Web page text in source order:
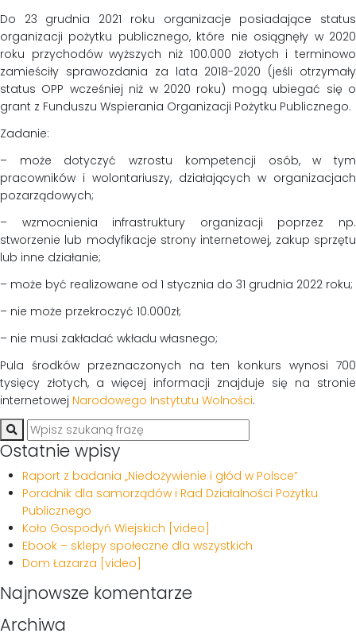
Do 23 grudnia 2021 roku organizacje posiadające status
organizacji pożytku publicznego, które nie osiągnęły w 2020
roku przychodów wyższych niż 100.000 złotych i terminowo
zamieściły sprawozdania za lata 2018-2020 (jeśli otrzymały
status OPP wcześniej niż w 2020 roku) mogą ubiegać się o
grant z Funduszu Wspierania Organizacji Pożytku Publicznego.
Zadanie:
– może dotyczyć wzrostu kompetencji osób, w tym
pracowników i wolontariuszy, działających w organizacjach
pozarządowych;
– wzmocnienia infrastruktury organizacji poprzez np.
stworzenie lub modyfikacje strony internetowej, zakup sprzętu
lub inne działanie;
– może być realizowane od 1 stycznia do 31 grudnia 2022 roku;
– nie może przekroczyć 10.000zł;
– nie musi zakładać wkładu własnego;
Pula środków przeznaczonych na ten konkurs wynosi 700
tysięcy złotych, a więcej informacji znajduje się na stronie
internetowej Narodowego Instytutu Wolności.
Ostatnie wpisy
Raport z badania „Niedożywienie i głód w Polsce”
Poradnik dla samorządów i Rad Działalności Pożytku
Publicznego
Koło Gospodyń Wiejskich [video]
Ebook – sklepy społeczne dla wszystkich
Dom Łazarza [video]
Najnowsze komentarze
Archiwa